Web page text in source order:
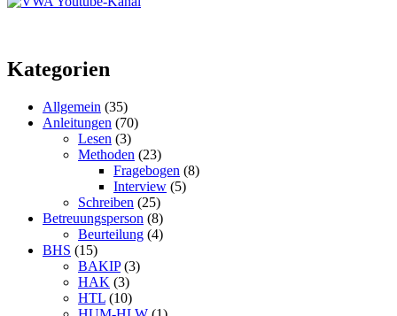
Kategorien
Allgemein (35)
Anleitungen (70)
Lesen (3)
Methoden (23)
Fragebogen (8)
Interview (5)
Schreiben (25)
Betreuungsperson (8)
Beurteilung (4)
BHS (15)
BAKIP(3)
HAK (3)
HTL (10)